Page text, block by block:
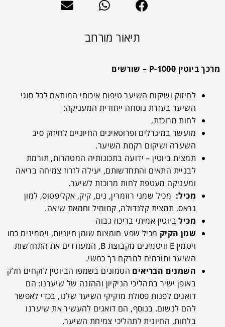
תיאור מורחב
מרכך ביוטין P-1000 – שורשים
לחיזוק ושיקום השיער טיפוח איכותי המותאם לכל סוגי
השיער בעזרת נוסחה ייחודית המעניקה:
לחות מרוכזת,
מועשר במינרלים ופרוטאינים החיוניים לחיזוק סיב
השערה ושיקום רקמת השיער.
תמצית ביוטין – ידועה בתכונותיה המטהרות, תורמת
לבניית התאים והתחדשותם, יעילה לזרוז צמיחה בריאה
ומעניקה מעטפת לחות מרוכזת לשיער.
מכיל: מכיל שמני רוזמרין, נים, קיק, אקליפטוס, למון
גראס, תמצית קלנדולה, קמומיל וחמאת שיאה.
מכילביוטין אמיתי בריכוז גבוה
שמן הקיק מכיל שפע חומצות שומן חיוניות, ויטמינים כמו
ויטמין E וויטמינים מקבוצת B, המעודדים את התחדשות
השיער ותורמים למרקם רך כמשי.
השמנים הבריאים הטמונים בשמפו הביוטין לוקחים חלק
באופן ישיר בתהליכי הניקיון וההזנה של שיערנו: הם
דואגים לפנות פסולת מזקיקי השיער שלנו, בכדי לאפשר
להם לנשום. בנוסף, הם דואגים להעשיר את שיערנו
בלחות, החיונית לתהליכי צמיחת השיער.